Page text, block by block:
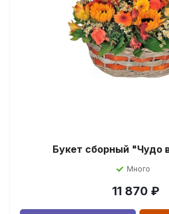
Букет сборный "Чудо
Много
11 870 ₽